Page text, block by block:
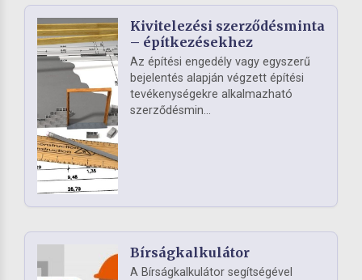
Kivitelezési szerződésminta
– építkezésekhez
Az építési engedély vagy egyszerű
bejelentés alapján végzett építési
tevékenységekre alkalmazható
szerződésmin...
Bírságkalkulátor
A Bírságkalkulátor segítségével